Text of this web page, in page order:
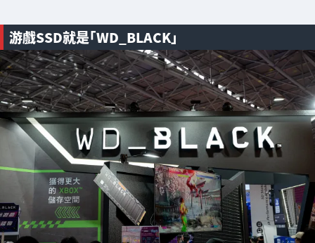
游戲SSD就是｢WD_BLACK｣